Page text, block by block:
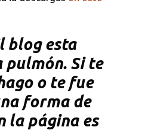
blog esta
pulmón. Si te
o te fue
forma de
la página es